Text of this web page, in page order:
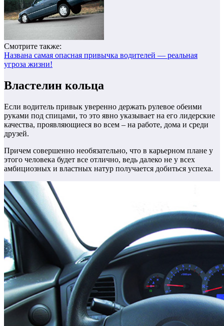
Смотрите также:
Названа самая опасная привычка водителей — реальная
угроза жизни!
Властелин кольца
Если водитель привык уверенно держать рулевое обеими
руками под спицами, то это явно указывает на его лидерские
качества, проявляющиеся во всем – на работе, дома и среди
друзей.
Причем совершенно необязательно, что в карьерном плане у
этого человека будет все отлично, ведь далеко не у всех
амбициозных и властных натур получается добиться успеха.